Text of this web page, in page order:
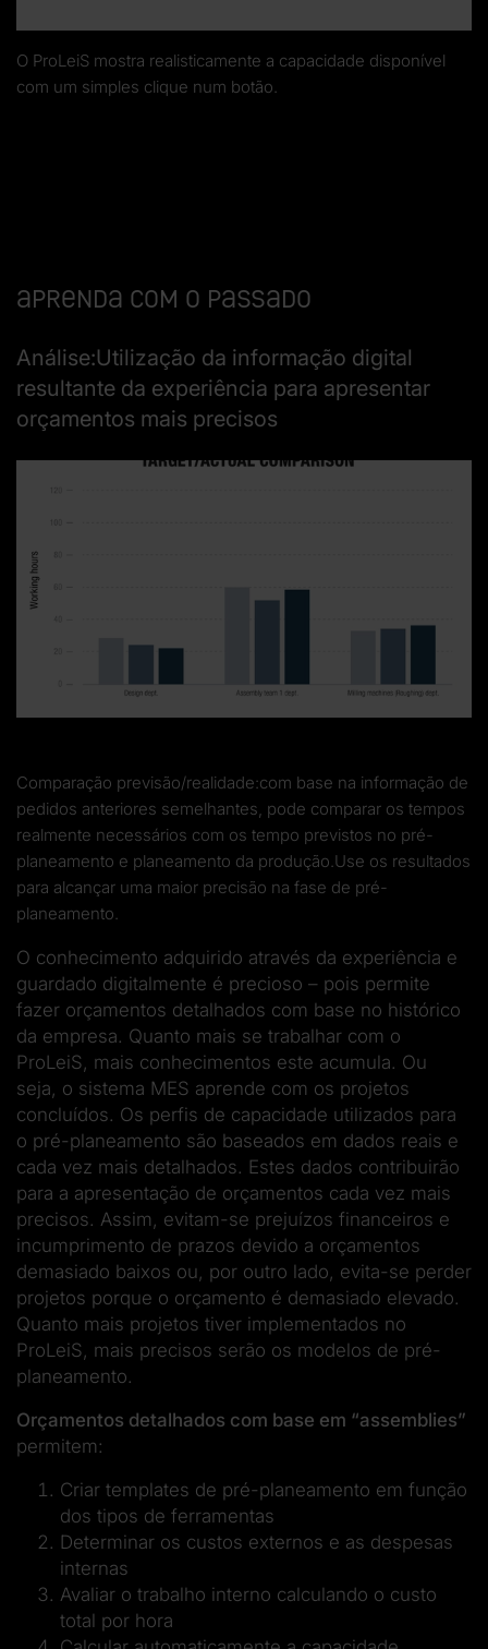
O ProLeiS mostra realisticamente a capacidade disponível
com um simples clique num botão.
Aprenda com o passado
Análise:Utilização da informação digital
resultante da experiência para apresentar
orçamentos mais precisos
Comparação previsão/realidade:com base na informação de
pedidos anteriores semelhantes, pode comparar os tempos
realmente necessários com os tempo previstos no pré-
planeamento e planeamento da produção.Use os resultados
para alcançar uma maior precisão na fase de pré-
planeamento.
O conhecimento adquirido através da experiência e
guardado digitalmente é precioso – pois permite
fazer orçamentos detalhados com base no histórico
da empresa. Quanto mais se trabalhar com o
ProLeiS, mais conhecimentos este acumula. Ou
seja, o sistema MES aprende com os projetos
concluídos. Os perfis de capacidade utilizados para
o pré-planeamento são baseados em dados reais e
cada vez mais detalhados. Estes dados contribuirão
para a apresentação de orçamentos cada vez mais
precisos. Assim, evitam-se prejuízos financeiros e
incumprimento de prazos devido a orçamentos
demasiado baixos ou, por outro lado, evita-se perder
projetos porque o orçamento é demasiado elevado.
Quanto mais projetos tiver implementados no
ProLeiS, mais precisos serão os modelos de pré-
planeamento.
Orçamentos detalhados com base em “assemblies”
permitem:
Criar templates de pré-planeamento em função
dos tipos de ferramentas
Determinar os custos externos e as despesas
internas
Avaliar o trabalho interno calculando o custo
total por hora